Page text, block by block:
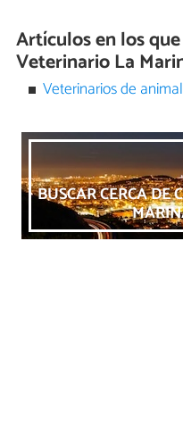
Artículos en los
Veterinario La
Veterinarios de
BUSCAR CERCA